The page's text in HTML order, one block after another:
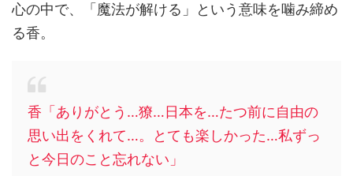
心の中で、「魔法が解ける」という意味を噛み締め
る香。
香「ありがとう…獠…日本を…たつ前に自由の
思い出をくれて…。とても楽しかった…私ずっ
と今日のこと忘れない」